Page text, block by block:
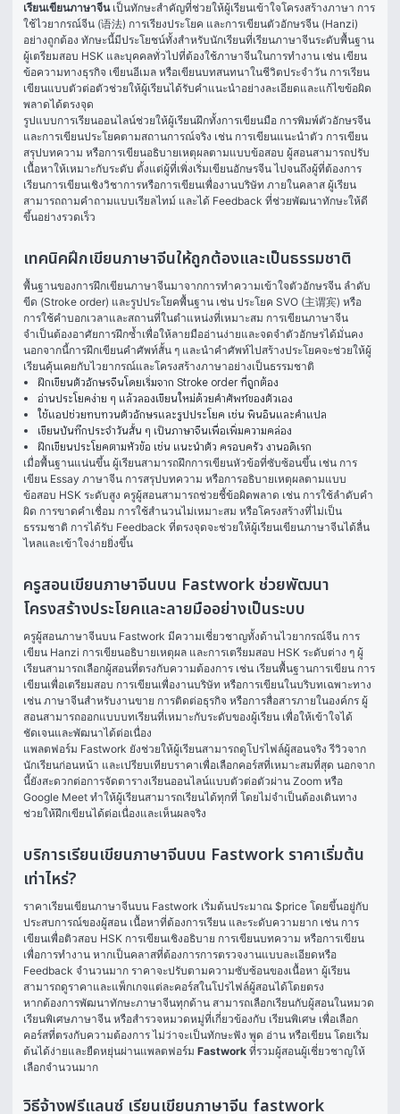
เรียนเขียนภาษาจีน เป็นทักษะสำคัญที่ช่วยให้ผู้เรียนเข้าใจโครงสร้างภาษา การ
ใช้ไวยากรณ์จีน (语法) การเรียงประโยค และการเขียนตัวอักษรจีน (Hanzi)
อย่างถูกต้อง ทักษะนี้มีประโยชน์ทั้งสำหรับนักเรียนที่เรียนภาษาจีนระดับพื้นฐาน
ผู้เตรียมสอบ HSK และบุคคลทั่วไปที่ต้องใช้ภาษาจีนในการทำงาน เช่น เขียน
ข้อความทางธุรกิจ เขียนอีเมล หรือเขียนบทสนทนาในชีวิตประจำวัน การเรียน
เขียนแบบตัวต่อตัวช่วยให้ผู้เรียนได้รับคำแนะนำอย่างละเอียดและแก้ไขข้อผิด
พลาดได้ตรงจุด
รูปแบบการเรียนออนไลน์ช่วยให้ผู้เรียนฝึกทั้งการเขียนมือ การพิมพ์ตัวอักษรจีน
และการเขียนประโยคตามสถานการณ์จริง เช่น การเขียนแนะนำตัว การเขียน
สรุปบทความ หรือการเขียนอธิบายเหตุผลตามแบบข้อสอบ ผู้สอนสามารถปรับ
เนื้อหาให้เหมาะกับระดับ ตั้งแต่ผู้ที่เพิ่งเริ่มเขียนอักษรจีน ไปจนถึงผู้ที่ต้องการ
เรียนการเขียนเชิงวิชาการหรือการเขียนเพื่องานบริษัท ภายในคลาส ผู้เรียน
สามารถถามคำถามแบบเรียลไทม์ และได้ Feedback ที่ช่วยพัฒนาทักษะให้ดี
ขึ้นอย่างรวดเร็ว
เทคนิคฝึกเขียนภาษาจีนให้ถูกต้องและเป็นธรรมชาติ
พื้นฐานของการฝึกเขียนภาษาจีนมาจากการทำความเข้าใจตัวอักษรจีน ลำดับ
ขีด (Stroke order) และรูปประโยคพื้นฐาน เช่น ประโยค SVO (主谓宾) หรือ
การใช้คำบอกเวลาและสถานที่ในตำแหน่งที่เหมาะสม การเขียนภาษาจีน
จำเป็นต้องอาศัยการฝึกซ้ำเพื่อให้ลายมืออ่านง่ายและจดจำตัวอักษรได้มั่นคง
นอกจากนี้การฝึกเขียนคำศัพท์สั้น ๆ และนำคำศัพท์ไปสร้างประโยคจะช่วยให้ผู้
เรียนคุ้นเคยกับไวยากรณ์และโครงสร้างภาษาอย่างเป็นธรรมชาติ
ฝึกเขียนตัวอักษรจีนโดยเริ่มจาก Stroke order ที่ถูกต้อง
อ่านประโยคง่าย ๆ แล้วลองเขียนใหม่ด้วยคำศัพท์ของตัวเอง
ใช้แอปช่วยทบทวนตัวอักษรและรูปประโยค เช่น พินอินและคำแปล
เขียนบันทึกประจำวันสั้น ๆ เป็นภาษาจีนเพื่อเพิ่มความคล่อง
ฝึกเขียนประโยคตามหัวข้อ เช่น แนะนำตัว ครอบครัว งานอดิเรก
เมื่อพื้นฐานแน่นขึ้น ผู้เรียนสามารถฝึกการเขียนหัวข้อที่ซับซ้อนขึ้น เช่น การ
เขียน Essay ภาษาจีน การสรุปบทความ หรือการอธิบายเหตุผลตามแบบ
ข้อสอบ HSK ระดับสูง ครูผู้สอนสามารถช่วยชี้ข้อผิดพลาด เช่น การใช้ลำดับคำ
ผิด การขาดคำเชื่อม การใช้สำนวนไม่เหมาะสม หรือโครงสร้างที่ไม่เป็น
ธรรมชาติ การได้รับ Feedback ที่ตรงจุดจะช่วยให้ผู้เรียนเขียนภาษาจีนได้ลื่น
ไหลและเข้าใจง่ายยิ่งขึ้น
ครูสอนเขียนภาษาจีนบน Fastwork ช่วยพัฒนา
โครงสร้างประโยคและลายมืออย่างเป็นระบบ
ครูผู้สอนภาษาจีนบน Fastwork มีความเชี่ยวชาญทั้งด้านไวยากรณ์จีน การ
เขียน Hanzi การเขียนอธิบายเหตุผล และการเตรียมสอบ HSK ระดับต่าง ๆ ผู้
เรียนสามารถเลือกผู้สอนที่ตรงกับความต้องการ เช่น เรียนพื้นฐานการเขียน การ
เขียนเพื่อเตรียมสอบ การเขียนเพื่องานบริษัท หรือการเขียนในบริบทเฉพาะทาง
เช่น ภาษาจีนสำหรับงานขาย การติดต่อธุรกิจ หรือการสื่อสารภายในองค์กร ผู้
สอนสามารถออกแบบบทเรียนที่เหมาะกับระดับของผู้เรียน เพื่อให้เข้าใจได้
ชัดเจนและพัฒนาได้ต่อเนื่อง
แพลตฟอร์ม Fastwork ยังช่วยให้ผู้เรียนสามารถดูโปรไฟล์ผู้สอนจริง รีวิวจาก
นักเรียนก่อนหน้า และเปรียบเทียบราคาเพื่อเลือกคอร์สที่เหมาะสมที่สุด นอกจาก
นี้ยังสะดวกต่อการจัดตารางเรียนออนไลน์แบบตัวต่อตัวผ่าน Zoom หรือ
Google Meet ทำให้ผู้เรียนสามารถเรียนได้ทุกที่ โดยไม่จำเป็นต้องเดินทาง
ช่วยให้ฝึกเขียนได้ต่อเนื่องและเห็นผลจริง
บริการเรียนเขียนภาษาจีนบน Fastwork ราคาเริ่มต้น
เท่าไหร่?
ราคาเรียนเขียนภาษาจีนบน Fastwork เริ่มต้นประมาณ $price โดยขึ้นอยู่กับ
ประสบการณ์ของผู้สอน เนื้อหาที่ต้องการเรียน และระดับความยาก เช่น การ
เขียนเพื่อติวสอบ HSK การเขียนเชิงอธิบาย การเขียนบทความ หรือการเขียน
เพื่อการทำงาน หากเป็นคลาสที่ต้องการการตรวจงานแบบละเอียดหรือ
Feedback จำนวนมาก ราคาจะปรับตามความซับซ้อนของเนื้อหา ผู้เรียน
สามารถดูราคาและแพ็กเกจแต่ละคอร์สในโปรไฟล์ผู้สอนได้โดยตรง
เรียนพิเศษภาษาจีน หรือสำรวจหมวดหมู่ที่เกี่ยวข้องกับ เรียนพิเศษ เพื่อเลือก
คอร์สที่ตรงกับความต้องการ ไม่ว่าจะเป็นทักษะฟัง พูด อ่าน หรือเขียน โดยเริ่ม
ต้นได้ง่ายและยืดหยุ่นผ่านแพลตฟอร์ม Fastwork ที่รวมผู้สอนผู้เชี่ยวชาญให้
เลือกจำนวนมาก
วิธีจ้างฟรีแลนซ์ เรียนเขียนภาษาจีน fastwork